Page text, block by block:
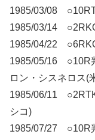
1985/03/08
1985/03/14
1985/04/22
1985/05/16 ○10R
ロン・シスネロス(
1985/06/11
シコ)
1985/07/27 ○10R